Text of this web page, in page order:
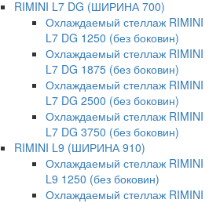
RIMINI L7 DG (ШИРИНА 700)
Охлаждаемый стеллаж RIMINI
L7 DG 1250 (без боковин)
Охлаждаемый стеллаж RIMINI
L7 DG 1875 (без боковин)
Охлаждаемый стеллаж RIMINI
L7 DG 2500 (без боковин)
Охлаждаемый стеллаж RIMINI
L7 DG 3750 (без боковин)
RIMINI L9 (ШИРИНА 910)
Охлаждаемый стеллаж RIMINI
L9 1250 (без боковин)
Охлаждаемый стеллаж RIMINI